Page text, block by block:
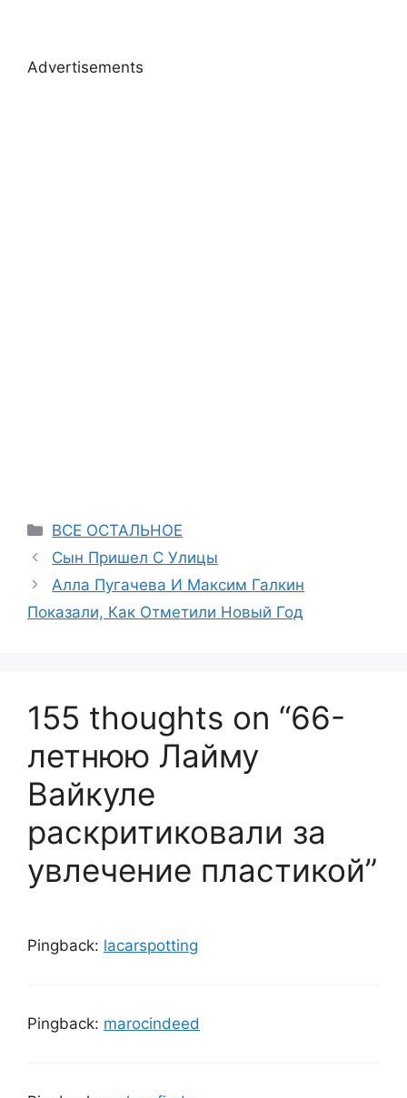
Advertisements
Categories
ВСЕ ОСТАЛЬНОЕ
Сын Пришел С Улицы
Алла Пугачева И Максим Галкин
Показали, Как Отметили Новый Год
155 thoughts on “66-
летнюю Лайму
Вайкуле
раскритиковали за
увлечение пластикой”
Pingback: lacarspotting
Pingback: marocindeed